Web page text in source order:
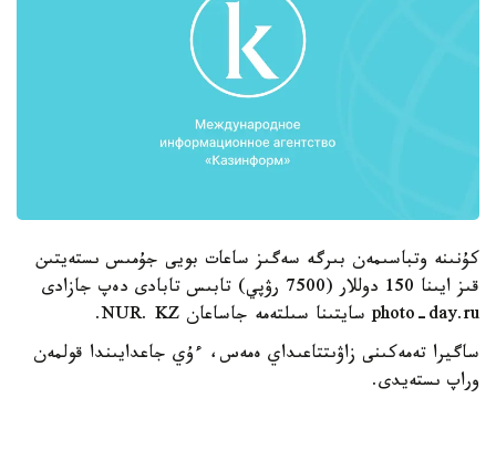
كۇنىنە وتباسىمەن بىرگە سەگىز ساعات بويى جۇمىس ىستەيتىن
قىز ايىنا 150 دوللار (7500 رۋپي) تابىس تابادى دەپ جازادى
photo-day.ru سايتىنا سىلتەمە جاساعان NUR. KZ.
ساگيرا تەمەكىنى زاۋىتتاعىداي ەمەس، ءۇي جاعدايىندا قولمەن
وراپ ىستەيدى.